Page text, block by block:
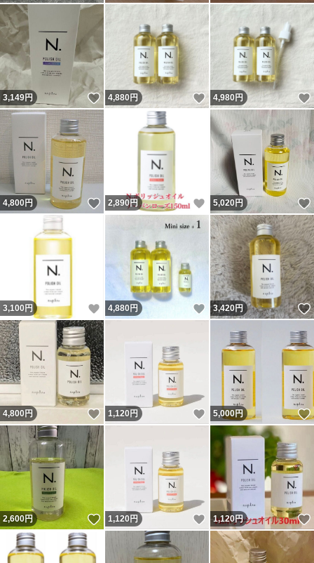
3,149円 いいね！
4,880円 いいね！
4,980円
4,800円 いいね！
2,890円 いいね！
5,020円
3,100 円 いいね！
4,880円 いいね！
3,420円
4,800円 いいね！
1,120 円 いいね！
5,000円
2,600円 いいね！
1,120 円 いいね！
1,120円